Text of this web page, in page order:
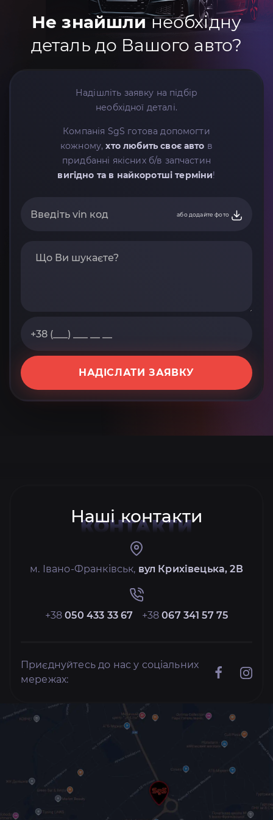
Не знайшлинеобхідну
деталь до Вашого авто?
Надішліть заявку на підбір
необхідної деталі.
Компанія SgS готова допомогти
кожному,хто любить своє авто в
придбанні якісних б/в запчастин
вигідно та в найкоротші терміни!
або додайте фото
НАДІСЛАТИ ЗАЯВКУ
Наші контакти
КОНТАКТИ
м. Івано-Франківськ, вул Крихівецька, 2В
+38050 433 33 67 +38067 341 57 75
Приєднуйтесь до нас у соціальних
мережах: